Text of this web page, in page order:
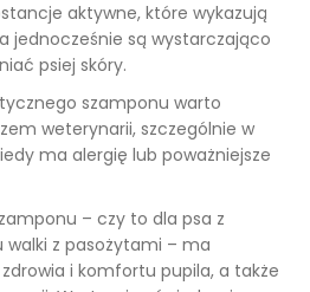
aktywne, które wykazują
jednocześnie są wystarczająco
psiej skóry.
szamponu warto
weterynarii, szczególnie w
ma alergię lub poważniejsze
– czy to dla psa z
walki z pasożytami – ma
i komfortu pupila, a także